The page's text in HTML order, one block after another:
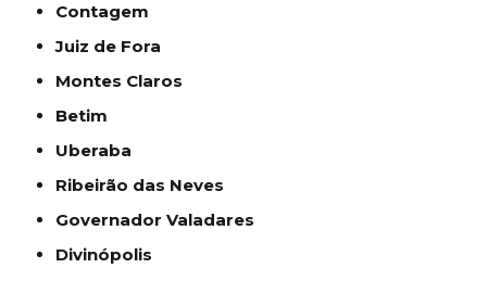
Contagem
Juiz de Fora
Montes Claros
Betim
Uberaba
Ribeirão das Neves
Governador Valadares
Divinópolis